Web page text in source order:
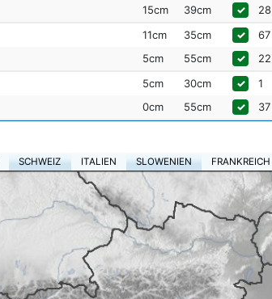
15cm 39cm ✓
28
11cm 35cm ✓
67
5cm 55cm ✓
22
5cm 30cm ✓
1
0cm 55cm ✓ 37
SCHWEIZ ITALIEN SLOWENIEN FRANKREICH